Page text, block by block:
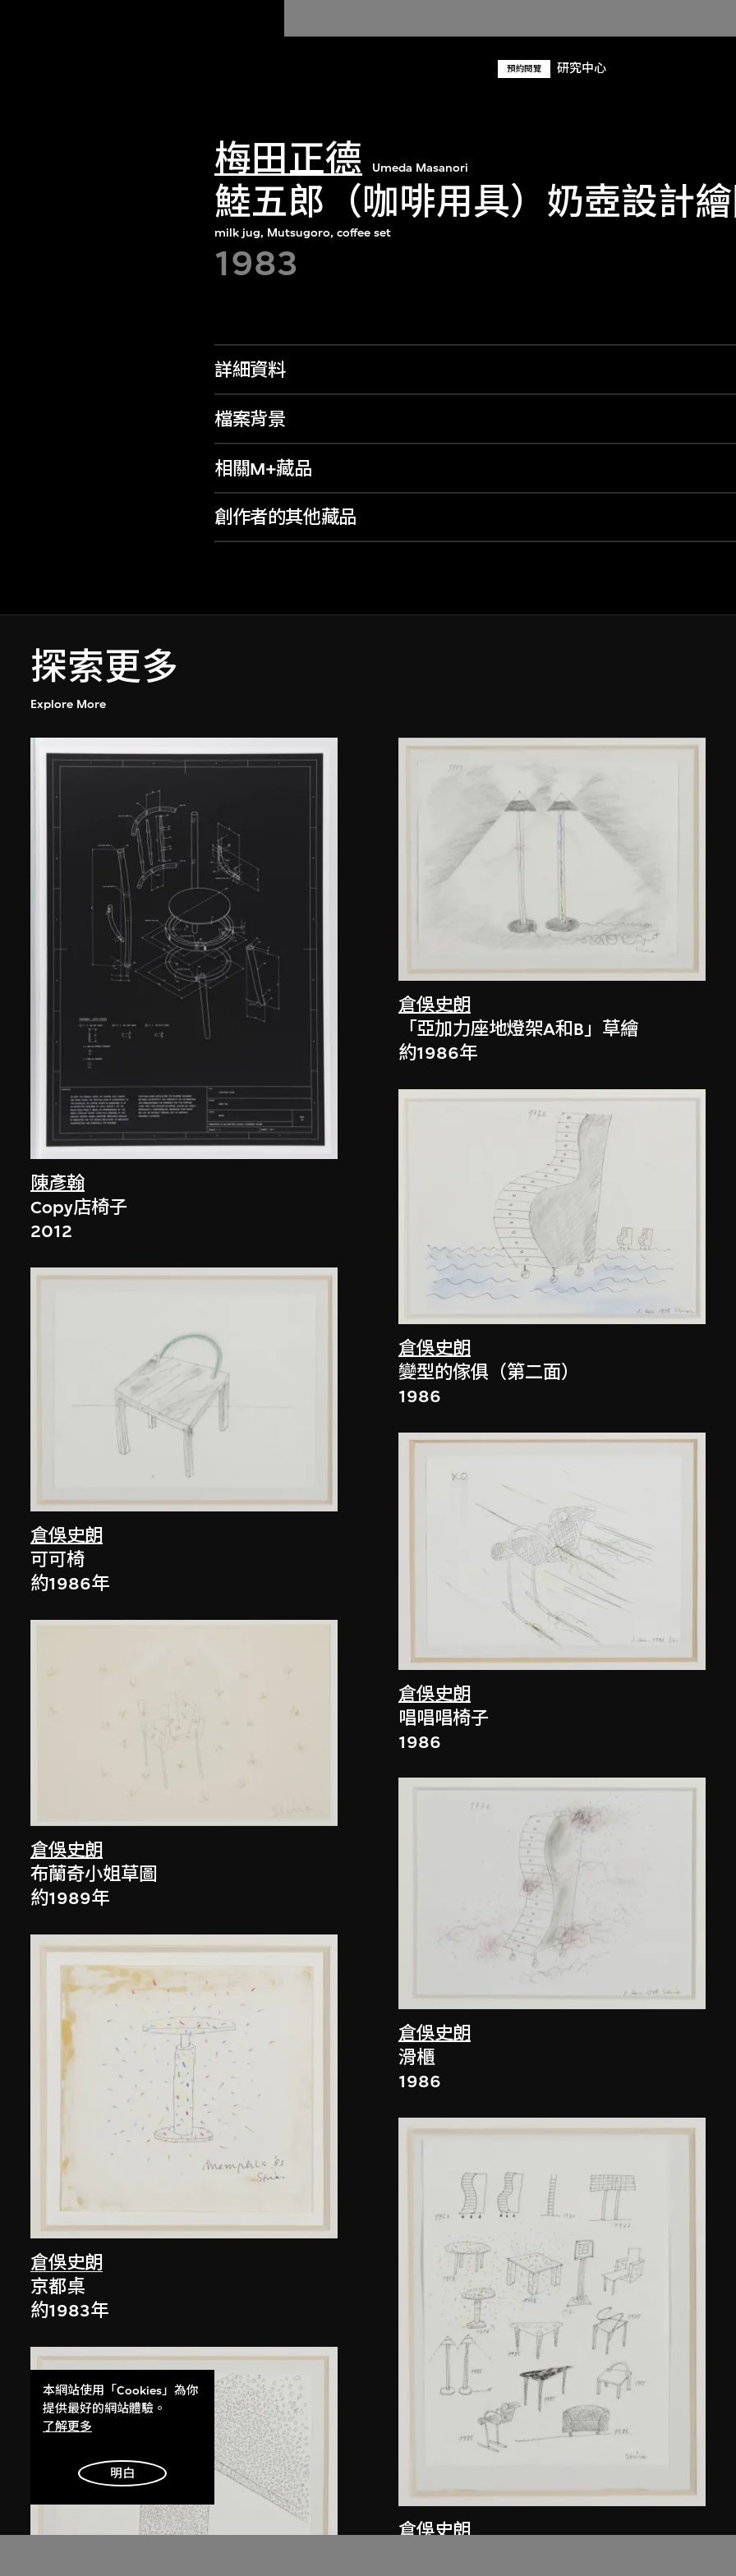
預約閱覽 研究中心
梅田正德 Umeda Masanori
鯥五郎（咖啡用具）奶壺設計
milk jug, Mutsugoro, coffee set
1983
詳細資料
檔案背景
相關M+藏品
創作者的其他藏品
探索更多
Explore More
陳彥翰
Copy店椅子
2012
倉俁史朗
可可椅
約1986年
倉俁史朗
布蘭奇小姐草圖
約1989年
倉俁史朗
京都桌
約1983年
倉俁史朗
「亞加力座地燈架A和B」草繪
約1986年
倉俁史朗
變型的傢俱（第二面）
1986
倉俁史朗
唱唱唱椅子
1986
倉俁史朗
滑櫃
1986
倉俁史朗
本網站使用「Cookies」為你
提供最好的網站體驗。
了解更多
明白